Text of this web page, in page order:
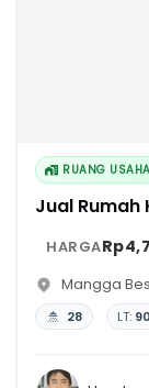
RUANG USAHA
Jual Rumah
HARGA
Mangga
28 LT: